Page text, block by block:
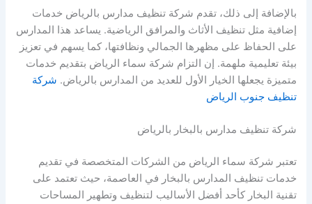
بالإضافة إلى ذلك، تقدم شركة تنظيف مدارس بالرياض خدمات
إضافية مثل تنظيف الأثاث والمرافق الرياضية. يساعد هذا المدارس
على الحفاظ على مظهرها الجمالي ونظافتها، كما يسهم في تعزيز
بيئة تعليمية ملهمة. إن التزام شركة سماء الرياض بتقديم خدمات
متميزة يجعلها الخيار الأول للعديد من المدارس بالرياض. شركة
تنظيف جنوب الرياض
شركة تنظيف مدارس بالبخار بالرياض
تعتبر شركة سماء الرياض من الشركات المتخصصة في تقديم
خدمات تنظيف المدارس بالبخار في العاصمة، حيث تعتمد على
تقنية البخار كأحد أفضل الأساليب لتنظيف وتطهير المساحات